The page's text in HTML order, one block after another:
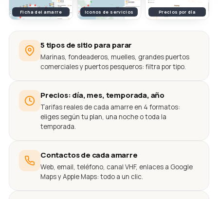
Ficha del amarre Iconos de servicios Precios por día
5 tipos de sitio para parar
Marinas, fondeaderos, muelles, grandes puertos
comerciales y puertos pesqueros: filtra por tipo.
Precios: día, mes, temporada, año
Tarifas reales de cada amarre en 4 formatos:
eliges según tu plan, una noche o toda la
temporada.
Contactos de cada amarre
Web, email, teléfono, canal VHF, enlaces a Google
Maps y Apple Maps: todo a un clic.